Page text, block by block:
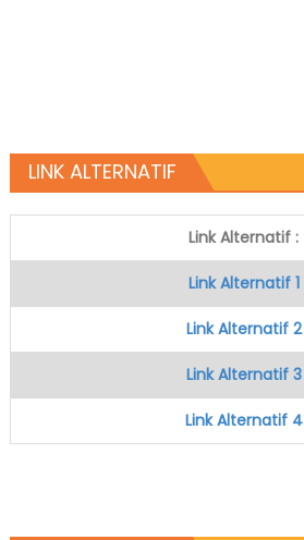
LINK ALTERNATIF
Link Alternatif :
Link Alternatif 1
Link Alternatif 2
Link Alternatif 3
Link Alternatif 4